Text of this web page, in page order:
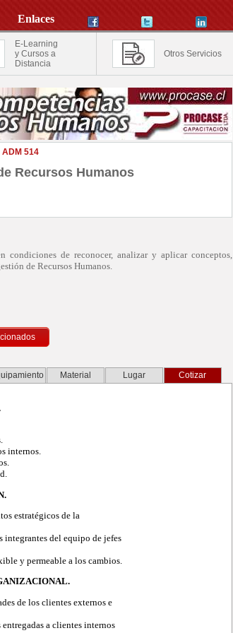
Enlaces
E-Learning
y Cursos a
Distancia
Otros Servicios
ADM 514
Recursos Humanos
de reconocer, analizar y aplicar conceptos,
de Recursos Humanos.
Material Lugar Cotizar
internos.
estratégicos de la
del equipo de jefes
y permeable a los cambios.
de los clientes externos e
a clientes internos